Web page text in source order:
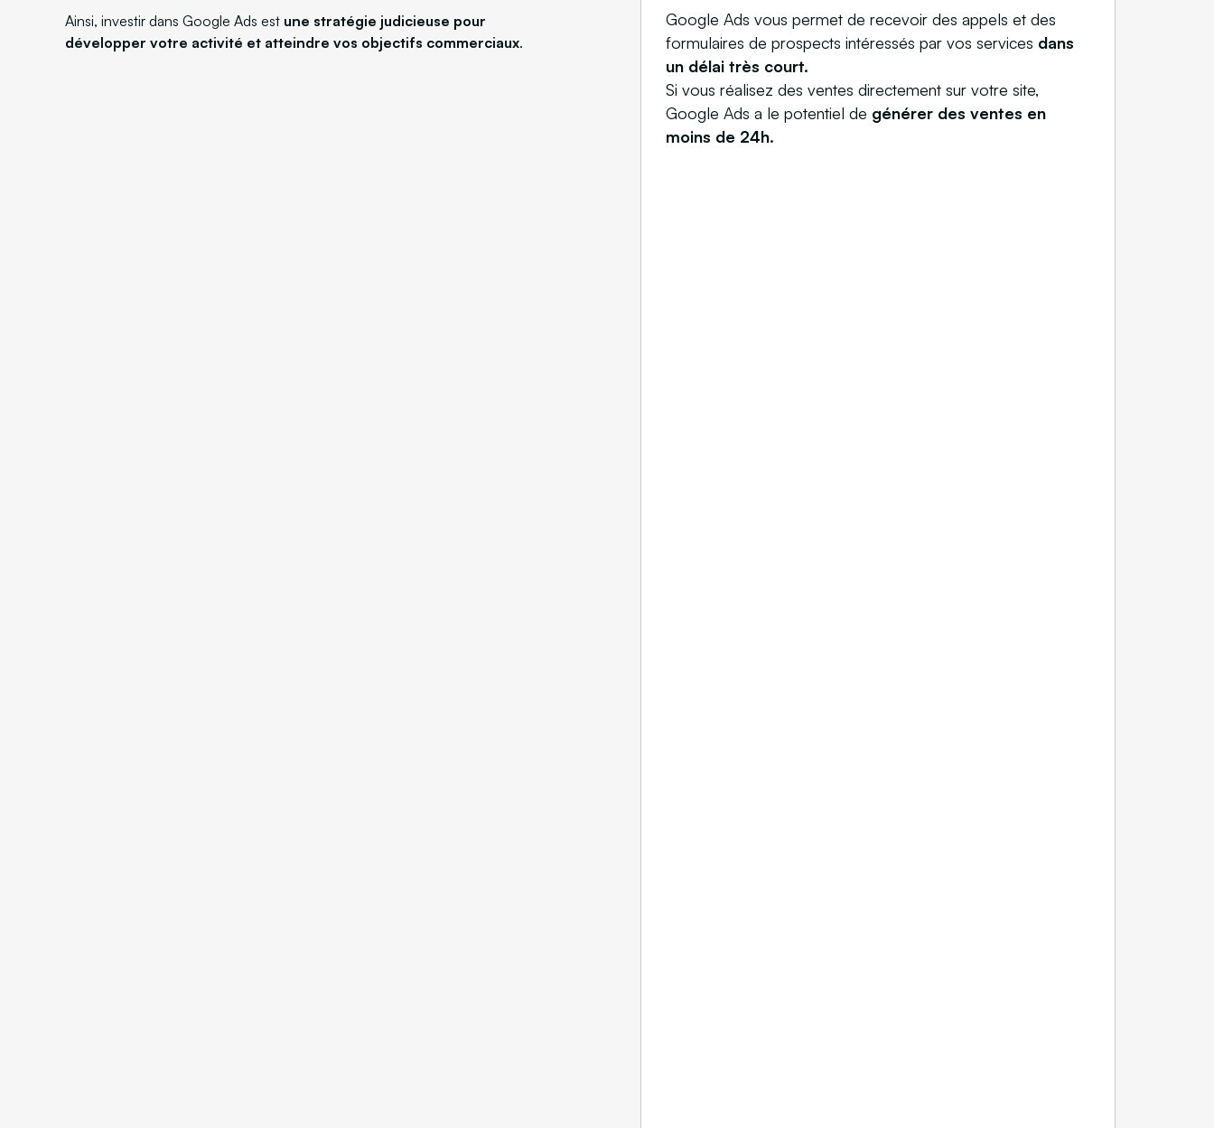
Ainsi, investir dans Google Ads est une stratégie judicieuse pour
développer votre activité et atteindre vos objectifs commerciaux.
Google Ads vous permet de recevoir des appels et des
formulaires de prospects intéressés par vos services dans
un délai très court.
Si vous réalisez des ventes directement sur votre site,
Google Ads a le potentiel de générer des ventes en
moins de 24h.